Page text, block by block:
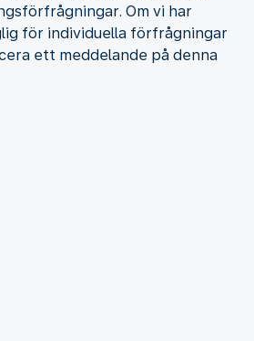
Om vi har
för individuella förfrågningar
ett meddelande på denna